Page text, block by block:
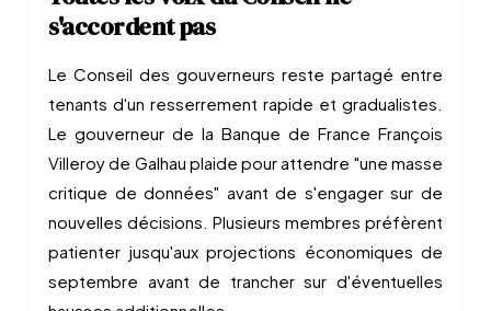
s'accordent pas
Le Conseil des gouverneurs reste partagé entre
tenants d'un resserrement rapide et gradualistes.
Le gouverneur de la Banque de France François
Villeroy de Galhau plaide pour attendre "une masse
critique de données" avant de s'engager sur de
nouvelles décisions. Plusieurs membres préfèrent
patienter jusqu'aux projections économiques de
septembre avant de trancher sur d'éventuelles